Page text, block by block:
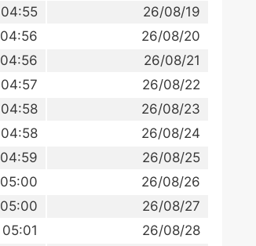
26/08/19
04:55
26/08/20
04:56
26/08/21
04:56
26/08/22
04:57
26/08/23
04:58
26/08/24
04:58
26/08/25
04:59
26/08/26
05:00
26/08/27
05:00
26/08/28
05:01